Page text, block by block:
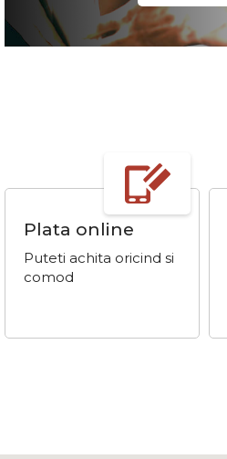
Plata online
Puteti achita oricind si
comod